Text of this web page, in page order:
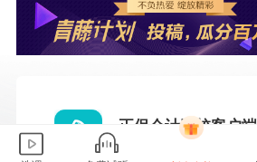
正保会计网校客户端